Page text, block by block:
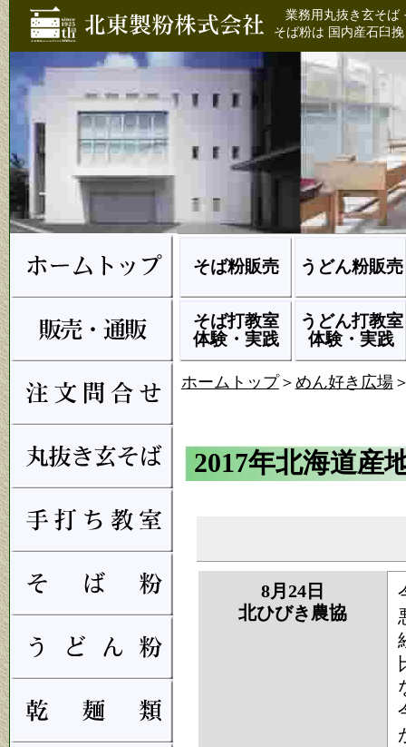
業務用丸抜き玄そ
そば粉は 国内産石臼
そば粉販売 うどん粉販売
そば打教室
体験・実践
うどん打教室
体験・実践
ホームトップ＞ めん好き広場
2017年北海道産
8月24日
北ひびき農協